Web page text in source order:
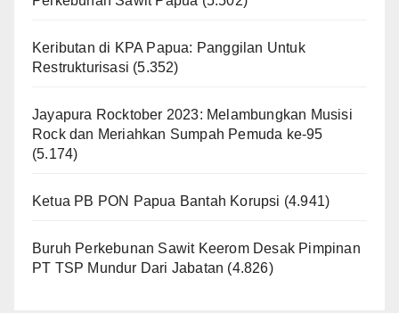
Keributan di KPA Papua: Panggilan Untuk
Restrukturisasi (5.352)
Jayapura Rocktober 2023: Melambungkan Musisi
Rock dan Meriahkan Sumpah Pemuda ke-95
(5.174)
Ketua PB PON Papua Bantah Korupsi (4.941)
Buruh Perkebunan Sawit Keerom Desak Pimpinan
PT TSP Mundur Dari Jabatan (4.826)